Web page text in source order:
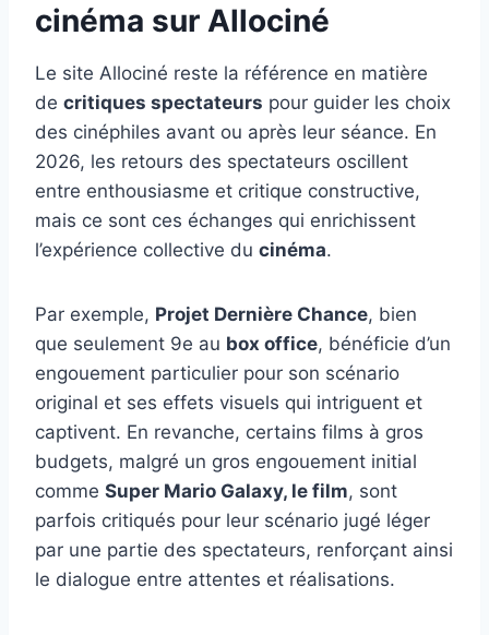
cinéma sur Allociné
Le site Allociné reste la référence en matière
de critiques spectateurs pour guider les choix
des cinéphiles avant ou après leur séance. En
2026, les retours des spectateurs oscillent
entre enthousiasme et critique constructive,
mais ce sont ces échanges qui enrichissent
l’expérience collective du cinéma.
Par exemple, Projet Dernière Chance, bien
que seulement 9e au box office, bénéficie d’un
engouement particulier pour son scénario
original et ses effets visuels qui intriguent et
captivent. En revanche, certains films à gros
budgets, malgré un gros engouement initial
comme Super Mario Galaxy, le film, sont
parfois critiqués pour leur scénario jugé léger
par une partie des spectateurs, renforçant ainsi
le dialogue entre attentes et réalisations.